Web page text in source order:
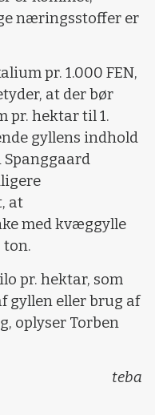
næringsstoffer er
pr. 1.000 FEN,
at der bør
pr. hektar til 1.
gyllens indhold
at
med kvæggylle
ton.
pr. hektar, som
gyllen eller brug af
oplyser Torben
teba